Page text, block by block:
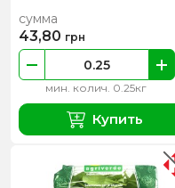
мин. колич. 0.25кг
сумма
43,80 грн
Купить